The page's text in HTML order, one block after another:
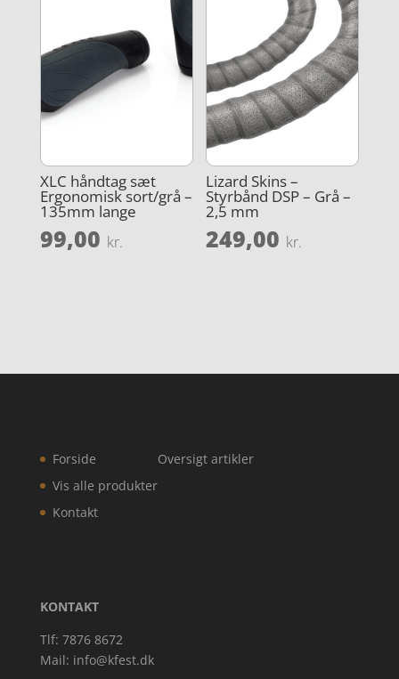
XLC håndtag sæt
Ergonomisk sort/grå –
135mm lange
99,00 kr.
Lizard Skins –
Styrbånd DSP – Grå –
2,5 mm
249,00 kr.
Forside
Vis alle produkter
Kontakt
Oversigt artikler
KONTAKT
Tlf: 7876 8672
Mail: info@kfest.dk